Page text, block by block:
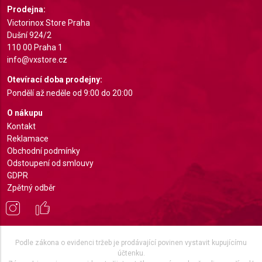
Prodejna:
Victorinox Store Praha
Dušní 924/2
110 00 Praha 1
info@vxstore.cz
Otevírací doba prodejny:
Pondělí až neděle od 9:00 do 20:00
O nákupu
Kontakt
Reklamace
Obchodní podmínky
Odstoupení od smlouvy
GDPR
Zpětný odběr
Podle zákona o evidenci tržeb je prodávající povinen vystavit kupujícímu
účtenku.
Understand audiences through statistics or
combinations of data from different sources
Develop and improve services
IAB Special Features:
Identify devices based on information actively
requested
Non-IAB processing purposes:
Necessary
Performance
Functional